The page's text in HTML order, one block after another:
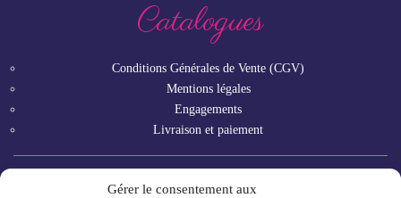
Gérer le consentement aux
Catalogues
Conditions Générales de Vente (CGV)
Mentions légales
Engagements
Livraison et paiement